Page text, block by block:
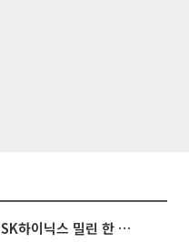
[베스트&워스트] 삼성전자·SK하이닉스 밀린 한 주…상상인증권은 85% 급등